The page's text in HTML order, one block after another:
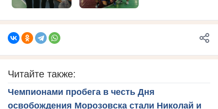
Читайте также:
Чемпионами пробега в честь Дня
освобождения Морозовска стали Николай и